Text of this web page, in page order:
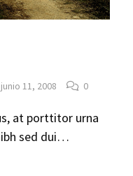
junio 11, 2008 0
at porttitor urna
sed dui…